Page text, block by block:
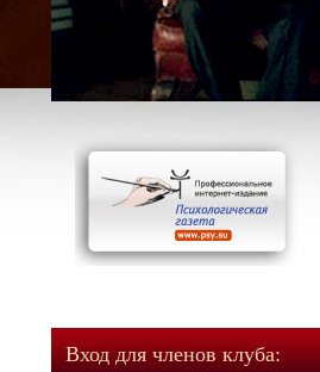
Вход для членов клуба: